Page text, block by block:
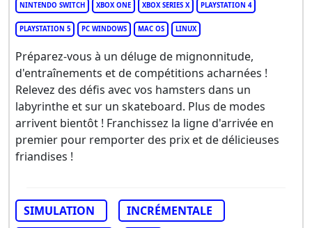
NINTENDO SWITCH XBOX ONE XBOX SERIES X PLAYSTATION 4
PLAYSTATION 5 PC WINDOWS MAC OS LINUX
Préparez-vous à un déluge de mignonnitude,
d'entraînements et de compétitions acharnées !
Relevez des défis avec vos hamsters dans un
labyrinthe et sur un skateboard. Plus de modes
arrivent bientôt ! Franchissez la ligne d'arrivée en
premier pour remporter des prix et de délicieuses
friandises !
SIMULATION
INCRÉMENTALE